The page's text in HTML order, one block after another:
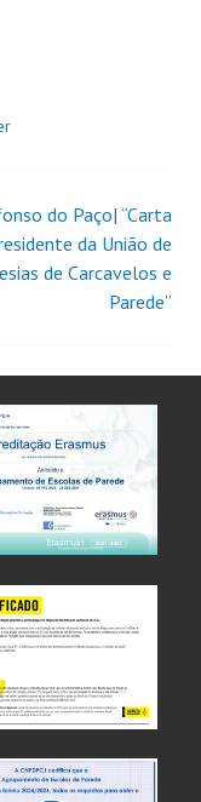
do Paço| “Carta
da União de
de Carcavelos e
Parede”